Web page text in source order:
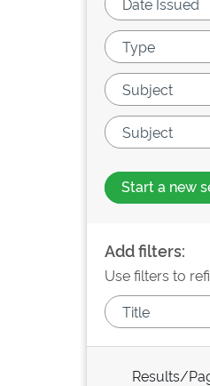
Start a new
Add filters:
Use filters to
Results/